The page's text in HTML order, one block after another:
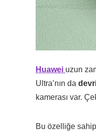
Huawei uzun
Ultra’nın da
kamerası var.
Bu özelliğe